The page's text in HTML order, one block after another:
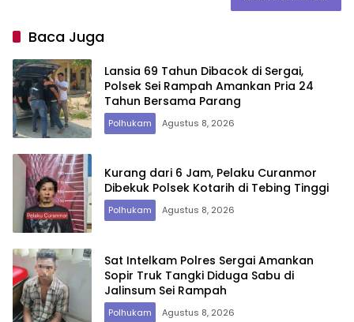
Baca Juga
Lansia 69 Tahun Dibacok di Sergai,
Polsek Sei Rampah Amankan Pria 24
Tahun Bersama Parang
Polhukam Agustus 8, 2026
Kurang dari 6 Jam, Pelaku Curanmor
Dibekuk Polsek Kotarih di Tebing Tinggi
Polhukam Agustus 8, 2026
Sat Intelkam Polres Sergai Amankan
Sopir Truk Tangki Diduga Sabu di
Jalinsum Sei Rampah
Polhukam Agustus 8, 2026